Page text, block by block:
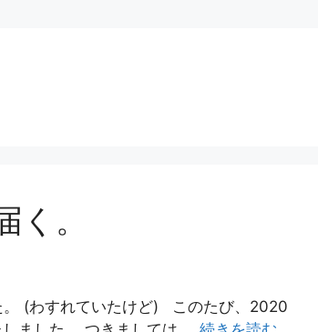
。
(わすれていたけど) このたび、2020